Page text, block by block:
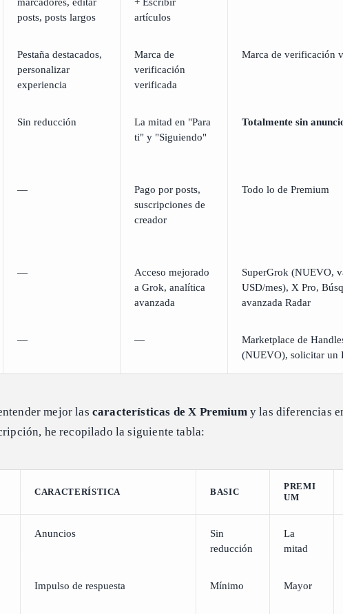
posts, posts largos
artículos
Pestaña destacados,
personalizar
experiencia
Marca de
verificación
verificada
Marca de verificación
Sin reducción
La mitad en "Para
ti" y "Siguiendo"
Totalmente sin
—
Pago por posts,
suscripciones de
creador
Todo lo de Premium
—
Acceso mejorado
a Grok, analítica
avanzada
SuperGrok (NUEVO,
USD/mes), X Pro,
avanzada Radar
— —
Marketplace de
(NUEVO), solicitar un
mejor las características de X Premiumy las diferencias
he recopilado la siguiente tabla:
CARACTERÍSTICA BASIC
PREMI
UM
Anuncios
Sin
reducción
La
mitad
Impulso de respuesta Mínimo Mayor